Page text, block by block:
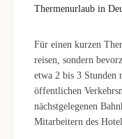
Thermenurlaub in
Für einen kurzen
reisen, sondern
etwa 2 bis 3 Stunden
öffentlichen
nächstgelegenen
Mitarbeitern des